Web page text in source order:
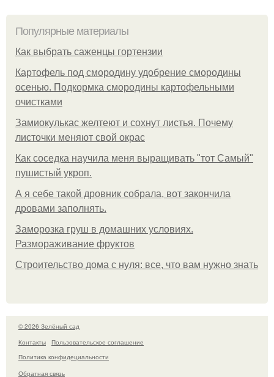
Популярные материалы
Как выбрать саженцы гортензии
Картофель под смородину удобрение смородины
осенью. Подкормка смородины картофельными
очистками
Замиокулькас желтеют и сохнут листья. Почему
листочки меняют свой окрас
Как соседка научила меня выращивать "тот Самый"
пушистый укроп.
А я себе такой дровник собрала, вот закончила
дровами заполнять.
Заморозка груш в домашних условиях.
Размораживание фруктов
Строительство дома с нуля: все, что вам нужно знать
© 2026 Зелёный сад
Контакты
Пользовательское соглашение
Политика конфидециальности
Обратная связь